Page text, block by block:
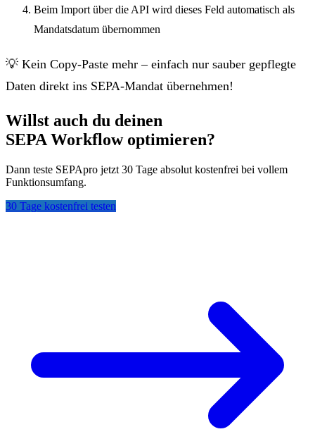
Beim Import über die API wird dieses Feld automatisch als
Mandatsdatum übernommen
💡 Kein Copy-Paste mehr – einfach nur sauber gepflegte
Daten direkt ins SEPA-Mandat übernehmen!
Willst auch du deinen
SEPA Workflowoptimieren?
Dann teste SEPApro jetzt 30 Tage absolut kostenfrei bei vollem
Funktionsumfang.
30 Tage kostenfrei testen